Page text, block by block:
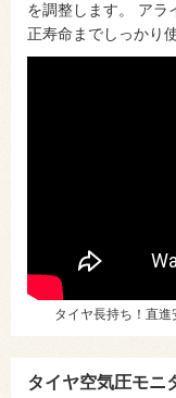
を調整します。 アラ
正寿命までしっかり
タイヤ長持ち！直
タイヤ空気圧モニ